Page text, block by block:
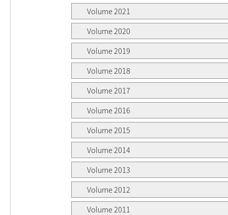
Volume 2021
Volume 2020
Volume 2019
Volume 2018
Volume 2017
Volume 2016
Volume 2015
Volume 2014
Volume 2013
Volume 2012
Volume 2011